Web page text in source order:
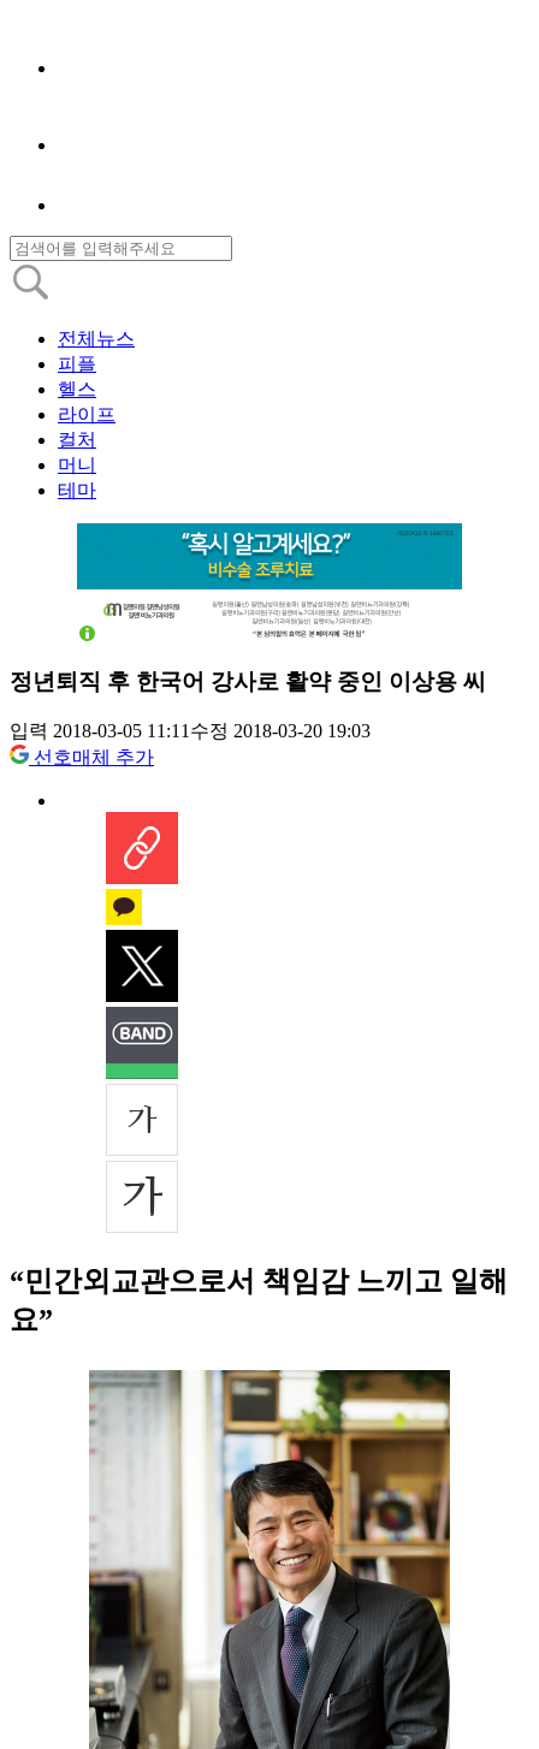
전체뉴스
피플
헬스
라이프
컬처
머니
테마
정년퇴직 후 한국어 강사로 활약 중인 이상용 씨
입력 2018-03-05 11:11수정 2018-03-20 19:03
선호매체 추가
“민간외교관으로서 책임감 느끼고 일해
요”